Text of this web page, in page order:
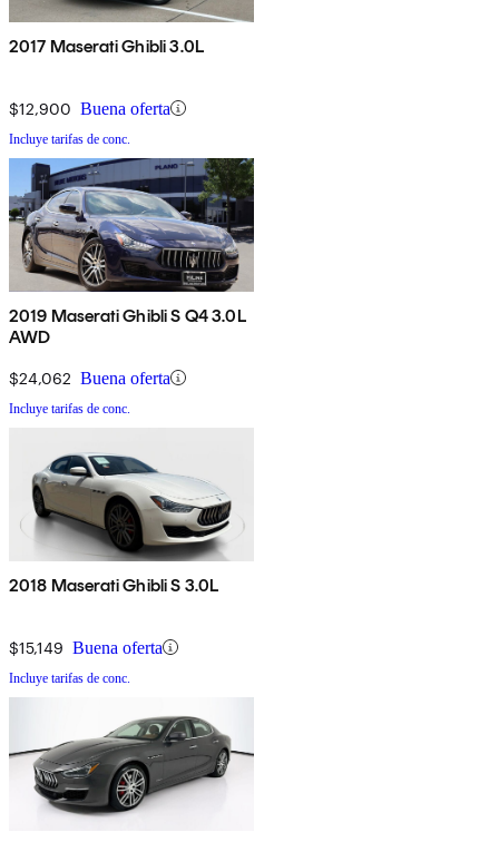
2017 Maserati Ghibli 3.0L
$12,900 Buena oferta
Incluye tarifas de conc.
2019 Maserati Ghibli S Q4 3.0L
AWD
$24,062 Buena oferta
Incluye tarifas de conc.
2018 Maserati Ghibli S 3.0L
$15,149 Buena oferta
Incluye tarifas de conc.